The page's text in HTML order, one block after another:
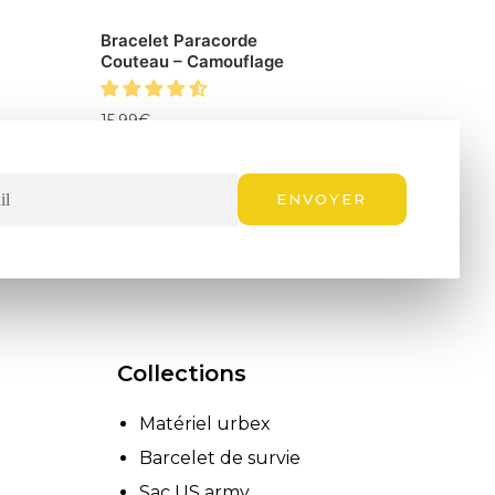
Bracelet Paracorde
Couteau – Camouflage
15.99€
ENVOYER
Collections
Matériel urbex
Barcelet de survie